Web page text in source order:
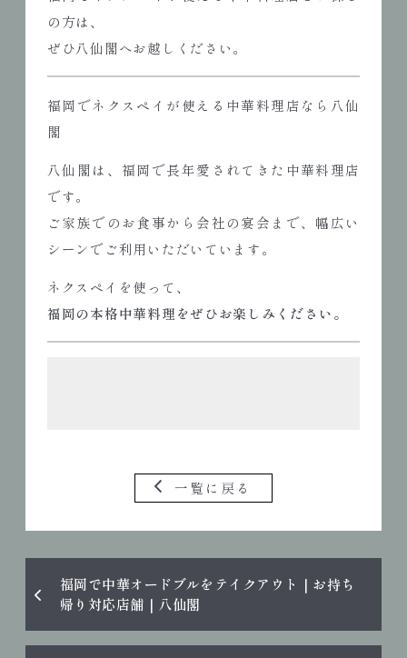
の方は、
ぜひ八仙閣へお越しください。
福岡でネクスペイが使える中華料理店なら八仙
閣
八仙閣は、福岡で長年愛されてきた中華料理店
です。
ご家族でのお食事から会社の宴会まで、幅広い
シーンでご利用いただいています。
ネクスペイを使って、
福岡の本格中華料理をぜひお楽しみください。
一覧に戻る
福岡で中華オードブルをテイクアウト｜お持ち
帰り対応店舗｜八仙閣